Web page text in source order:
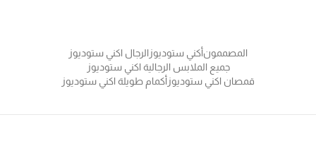
المصممونأكني ستوديوز الرجال اكني ستوديوز
جميع الملابس الرجالية اكني ستوديوز
قمصان اكني ستوديوز أكمام طويلة اكني ستوديوز